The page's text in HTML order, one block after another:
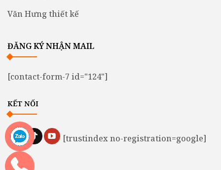
Văn Hưng thiết kế
ĐĂNG KÝ NHẬN MAIL
[contact-form-7 id="124"]
KẾT NỐI
[trustindex no-registration=google]